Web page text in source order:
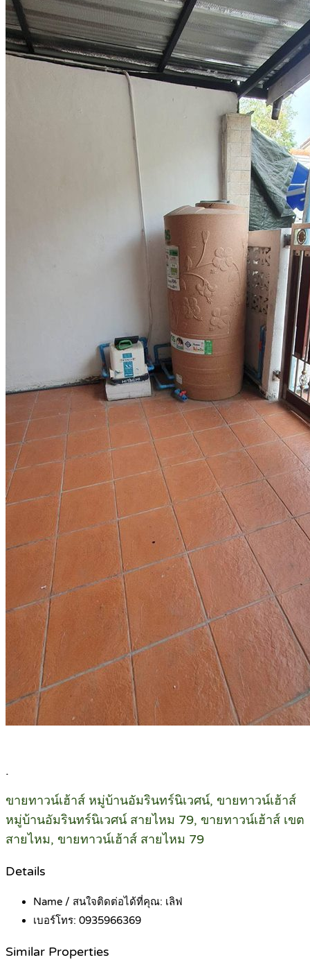
.
ขายทาวน์เฮ้าส์ หมู่บ้านอัมรินทร์นิเวศน์, ขายทาวน์เฮ้าส์
หมู่บ้านอัมรินทร์นิเวศน์ สายไหม 79, ขายทาวน์เฮ้าส์ เขต
สายไหม, ขายทาวน์เฮ้าส์ สายไหม 79
Details
Name / สนใจติดต่อได้ที่คุณ: เลิฟ
เบอร์โทร: 0935966369
Similar Properties